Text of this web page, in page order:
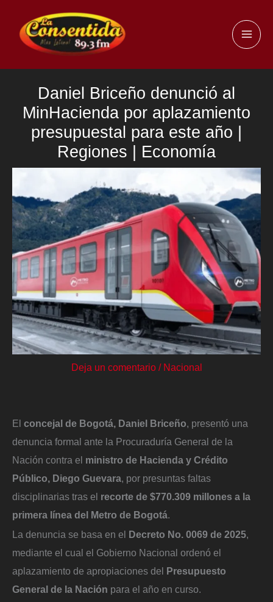
contenido
Daniel Briceño denunció al
MinHacienda por aplazamiento
presupuestal para este año |
Regiones | Economía
Deja un comentario / Nacional
El concejal de Bogotá, Daniel Briceño, presentó una
denuncia formal ante la Procuraduría General de la
Nación contra el ministro de Hacienda y Crédito
Público, Diego Guevara, por presuntas faltas
disciplinarias tras el recorte de $770.309 millones a la
primera línea del Metro de Bogotá.
La denuncia se basa en el Decreto No. 0069 de 2025
mediante el cual el Gobierno Nacional ordenó el
aplazamiento de apropiaciones del Presupuesto
General de la Nación para el año en curso.